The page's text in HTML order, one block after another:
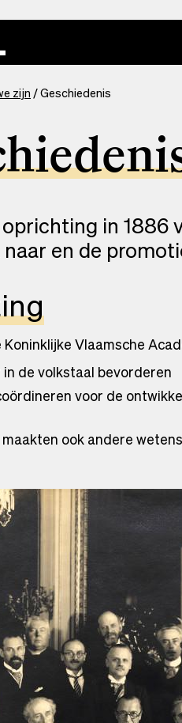
zijn Geschiedenis
in 1886
en de
Koninklijke Vlaamsche
de volkstaal bevorderen
voor de
ook andere